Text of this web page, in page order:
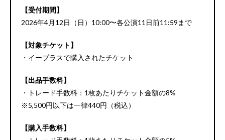
【受付期間】
2026年4月12日（日）10:00〜各公演11日前11:59まで
【対象チケット】
・イープラスで購入されたチケット
【出品手数料】
・トレード手数料：1枚あたりチケット金額の8%
※5,500円以下は一律440円（税込）
【購入手数料】